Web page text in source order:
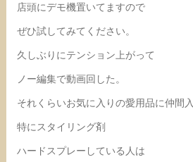
店頭にデモ機置いてますので
ぜひ試してみてください。
久しぶりにテンション上がって
ノー編集で動画回した。
それくらいお気に入りの愛用品に仲間入
特にスタイリング剤
ハードスプレーしている人は